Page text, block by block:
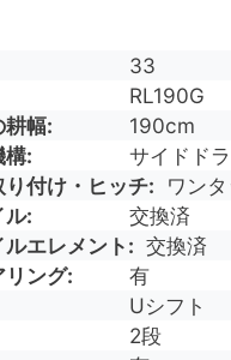
33
RL190G
耕幅
190cm
構
サイドド
り付け・ヒッチ
ワン
ル
交換済
エレメント
交換済
リング
有
Uシフト
2段